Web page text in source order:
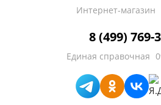
Интернет-магазин
8 (499) 769-
Единая справочная